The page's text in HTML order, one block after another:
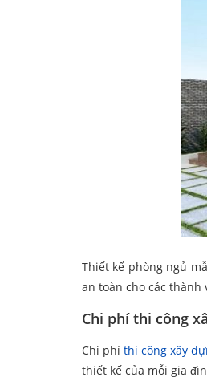
Thiết kế phòng ngủ
an toàn cho các thành
Chi phí thi công
Chi phíthi công xây
thiết kế của mỗi gia